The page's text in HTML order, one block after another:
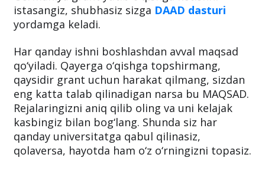
istasangiz, shubhasiz sizga DAAD dasturi
yordamga keladi.
Har qanday ishni boshlashdan avval maqsad
qo‘yiladi. Qayerga o‘qishga topshirmang,
qaysidir grant uchun harakat qilmang, sizdan
eng katta talab qilinadigan narsa bu MAQSAD.
Rejalaringizni aniq qilib oling va uni kelajak
kasbingiz bilan bog‘lang. Shunda siz har
qanday universitatga qabul qilinasiz,
qolaversa, hayotda ham o‘z o‘rningizni topasiz.